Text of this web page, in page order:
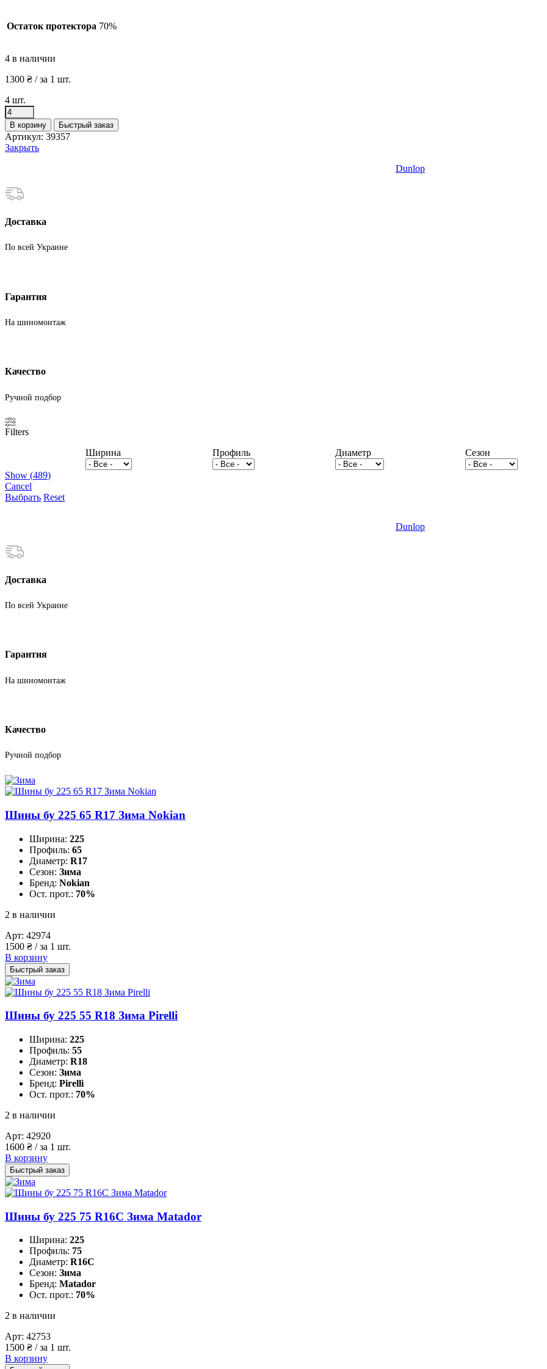
Остаток протектора 70%
4 в наличии
1300 ₴ / за 1 шт.
4 шт.
Количество
товара
Шины
бу
225
Зима
Dunlop
В корзину Быстрый заказ
Артикул: 39357
Закрыть
Dunlop
Доставка
По всей Украине
Гарантия
На шиномонтаж
Качество
Ручной подбор
Filters
Ширина
Профиль Диаметр Сезон
Show (489)
Cancel
Выбрать Reset
Dunlop
Доставка
По всей Украине
Гарантия
На шиномонтаж
Качество
Ручной подбор
Шины бу 225 65 R17 Зима Nokian
Ширина: 225
Профиль: 65
Диаметр: R17
Сезон: Зима
Бренд: Nokian
Ост. прот.: 70%
2 в наличии
Арт: 42974
1500 ₴ / за 1 шт.
В корзину
Быстрый заказ
Шины бу 225 55 R18 Зима Pirelli
Ширина: 225
Профиль: 55
Диаметр: R18
Сезон: Зима
Бренд: Pirelli
Ост. прот.: 70%
2 в наличии
Арт: 42920
1600 ₴ / за 1 шт.
В корзину
Быстрый заказ
Шины бу 225 75 R16C Зима Matador
Ширина: 225
Профиль: 75
Диаметр: R16C
Сезон: Зима
Бренд: Matador
Ост. прот.: 70%
2 в наличии
Арт: 42753
1500 ₴ / за 1 шт.
В корзину